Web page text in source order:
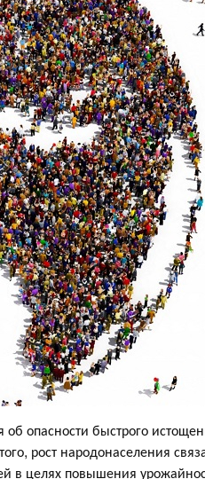
об опасности быстрого
рост народонаселения
в целях повышения